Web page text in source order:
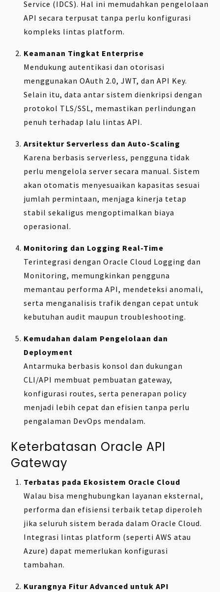
Service (IDCS). Hal ini memudahkan pengelolaan
API secara terpusat tanpa perlu konfigurasi
kompleks lintas platform.
Keamanan Tingkat Enterprise
Mendukung autentikasi dan otorisasi
menggunakan OAuth 2.0, JWT, dan API Key.
Selain itu, data antar sistem dienkripsi dengan
protokol TLS/SSL, memastikan perlindungan
penuh terhadap lalu lintas API.
Arsitektur Serverless dan Auto-Scaling
Karena berbasis serverless, pengguna tidak
perlu mengelola server secara manual. Sistem
akan otomatis menyesuaikan kapasitas sesuai
jumlah permintaan, menjaga kinerja tetap
stabil sekaligus mengoptimalkan biaya
operasional.
Monitoring dan Logging Real-Time
Terintegrasi dengan Oracle Cloud Logging dan
Monitoring, memungkinkan pengguna
memantau performa API, mendeteksi anomali,
serta menganalisis trafik dengan cepat untuk
kebutuhan audit maupun troubleshooting.
Kemudahan dalam Pengelolaan dan
Deployment
Antarmuka berbasis konsol dan dukungan
CLI/API membuat pembuatan gateway,
konfigurasi routes, serta penerapan policy
menjadi lebih cepat dan efisien tanpa perlu
pengalaman DevOps mendalam.
Keterbatasan Oracle API
Gateway
Terbatas pada Ekosistem Oracle Cloud
Walau bisa menghubungkan layanan eksternal,
performa dan efisiensi terbaik tetap diperoleh
jika seluruh sistem berada dalam Oracle Cloud.
Integrasi lintas platform (seperti AWS atau
Azure) dapat memerlukan konfigurasi
tambahan.
Kurangnya Fitur Advanced untuk API